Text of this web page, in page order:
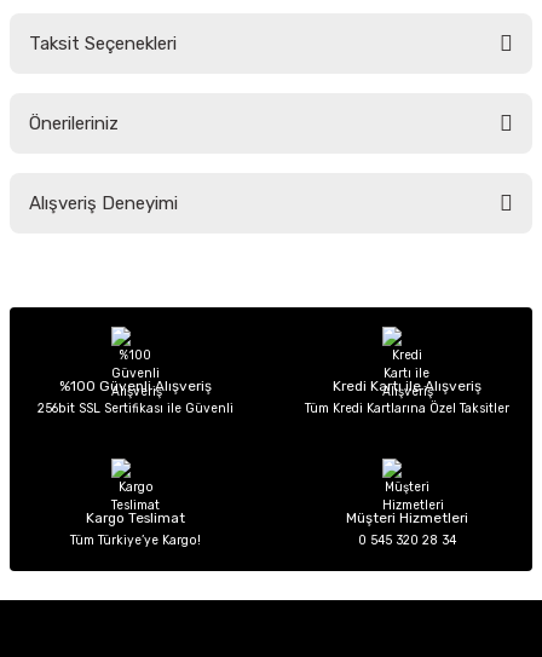
Taksit Seçenekleri
Önerileriniz
yetersiz gördüğünüz noktaları öneri formunu kullanarak tarafımıza
Ürün açıklamasında eksik bilgiler bulunuyor.
Ürün bilgilerinde hatalar bulunuyor.
Ürün fiyatı diğer sitelerden daha pahalı.
Alışveriş Deneyimi
Sitemize ilk yorumu siz yapın!
%100 Güvenli Alışveriş
256bit SSL Sertifikası ile Güvenli
Kredi Kartı ile Alışveriş
Tüm Kredi Kartlarına Özel Taksitler
Kargo Teslimat
Tüm Türkiye’ye Kargo!
Müşteri Hizmetleri
0 545 320 28 34